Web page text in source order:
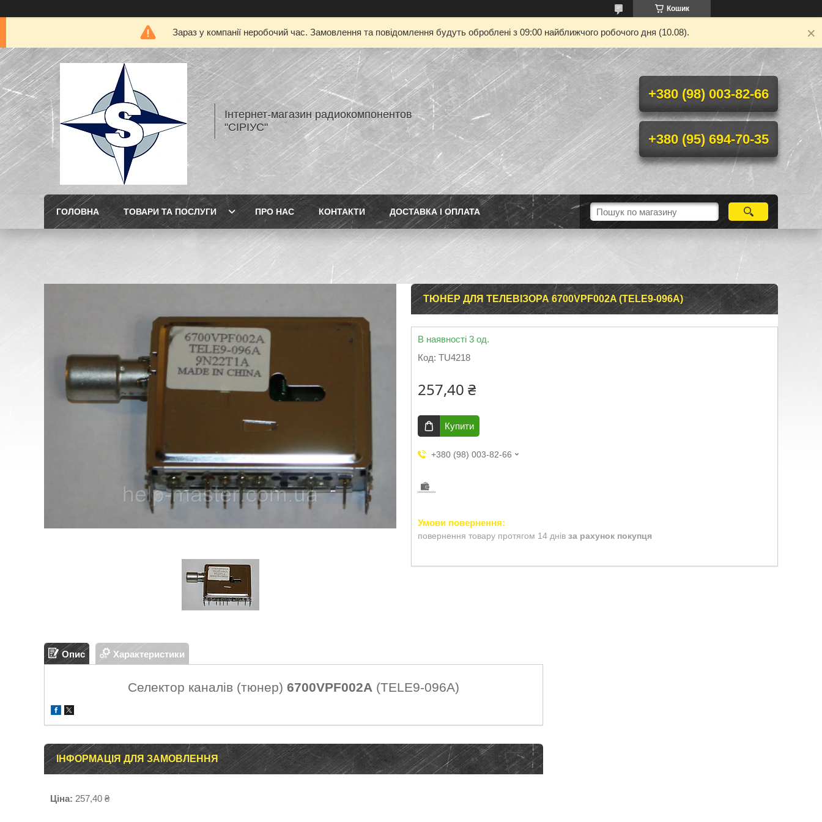
Кошик
Зараз у компанії неробочий час. Замовлення та повідомлення будуть оброблені з 09:00 найближчого робочого дня (10.08).
Інтернет-магазин радиокомпонентов
"СІРІУС"
+380 (98) 003-82-66
+380 (95) 694-70-35
ГОЛОВНА ТОВАРИ ТА ПОСЛУГИ ПРО НАС КОНТАКТИ ДОСТАВКА І ОПЛАТА
ТЮНЕР ДЛЯ ТЕЛЕВІЗОРА 6700VPF002A (TELE9-096A)
В наявності 3 од.
Код: TU4218
257,40 ₴
Купити
+380 (98) 003-82-66
повернення товару протягом 14 днів за рахунок покупця
Опис Характеристики
Селектор каналів (тюнер) 6700VPF002A (TELE9-096A)
ІНФОРМАЦІЯ ДЛЯ ЗАМОВЛЕННЯ
Ціна: 257,40 ₴